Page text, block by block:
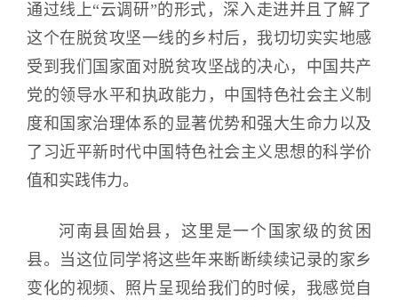
通过线上“云调研”的形式，深入走进并且了解了
这个在脱贫攻坚一线的乡村后，我切切实实地感
受到我们国家面对脱贫攻坚战的决心，中国共产
党的领导水平和执政能力，中国特色社会主义制
度和国家治理体系的显著优势和强大生命力以及
了习近平新时代中国特色社会主义思想的科学价
值和实践伟力。
河南县固始县，这里是一个国家级的贫困
县。当这位同学将这些年来断断续续记录的家乡
变化的视频、照片呈现给我们的时候，我感觉自